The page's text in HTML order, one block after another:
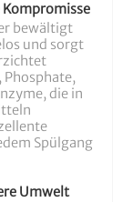
bewältigt
und sorgt
die in
Spülgang
Umwelt